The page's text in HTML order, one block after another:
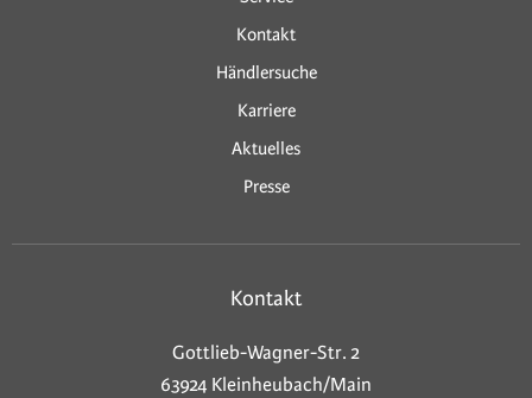
Kontakt
Händlersuche
Karriere
Aktuelles
Presse
Kontakt
Gottlieb-Wagner-Str. 2
63924 Kleinheubach/Main